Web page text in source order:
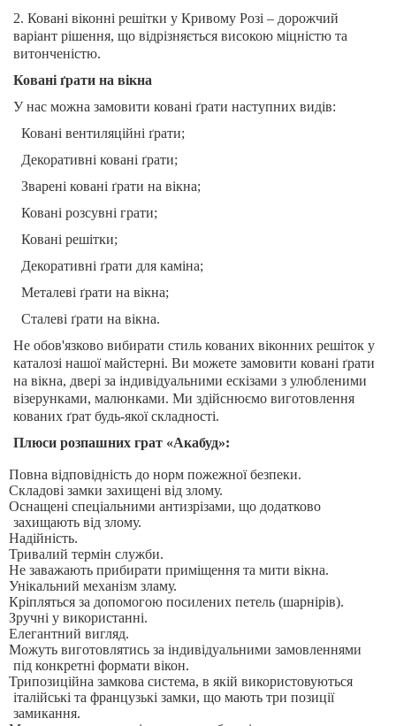
2. Ковані віконні решітки у Кривому Розі – дорожчий
варіант рішення, що відрізняється високою міцністю та
витонченістю.
Ковані ґрати на вікна
У нас можна замовити ковані ґрати наступних видів:
Ковані вентиляційні ґрати;
Декоративні ковані ґрати;
Зварені ковані ґрати на вікна;
Ковані розсувні грати;
Ковані решітки;
Декоративні ґрати для каміна;
Металеві ґрати на вікна;
Сталеві ґрати на вікна.
Не обов'язково вибирати стиль кованих віконних решіток у
каталозі нашої майстерні. Ви можете замовити ковані ґрати
на вікна, двері за індивідуальними ескізами з улюбленими
візерунками, малюнками. Ми здійснюємо виготовлення
кованих ґрат будь-якої складності.
Плюси розпашних грат «Акабуд»:
Повна відповідність до норм пожежної безпеки.
Складові замки захищені від злому.
Оснащені спеціальними антизрізами, що додатково
захищають від злому.
Надійність.
Тривалий термін служби.
Не заважають прибирати приміщення та мити вікна.
Унікальний механізм зламу.
Кріпляться за допомогою посилених петель (шарнірів).
Зручні у використанні.
Елегантний вигляд.
Можуть виготовлятись за індивідуальними замовленнями
під конкретні формати вікон.
Трипозиційна замкова система, в якій використовуються
італійські та французькі замки, що мають три позиції
замикання.